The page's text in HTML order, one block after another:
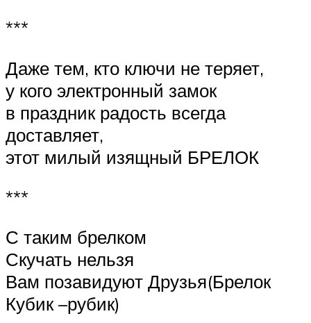
***
Даже тем, кто ключи не теряет,
у кого электронный замок
в праздник радость всегда
доставляет,
этот милый изящный БРЕЛОК
***
С таким брелком
Скучать нельзя
Вам позавидуют Друзья(Брелок
Кубик –рубик)